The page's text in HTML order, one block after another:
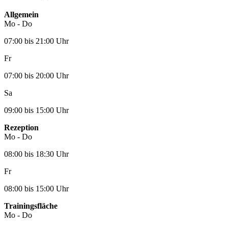
Allgemein
Mo - Do
07:00 bis 21:00 Uhr
Fr
07:00 bis 20:00 Uhr
Sa
09:00 bis 15:00 Uhr
Rezeption
Mo - Do
08:00 bis 18:30 Uhr
Fr
08:00 bis 15:00 Uhr
Trainingsfläche
Mo - Do